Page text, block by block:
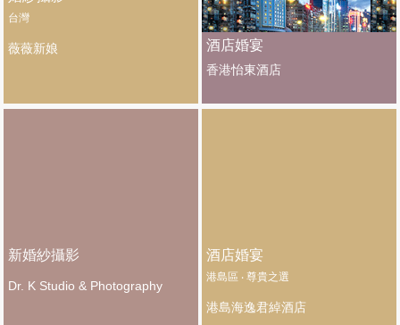
台灣
薇薇新娘 酒店婚宴
香港怡東酒店
新婚紗攝影
Dr. K Studio & Photography
酒店婚宴
港島區 ‧ 尊貴之選
港島海逸君綽酒店